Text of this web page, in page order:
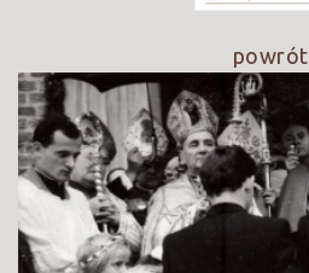
powrót